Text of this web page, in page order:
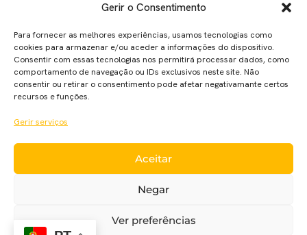
Gerir o Consentimento
Para fornecer as melhores experiências, usamos tecnologias como
cookies para armazenar e/ou aceder a informações do dispositivo.
Consentir com essas tecnologias nos permitirá processar dados, como
comportamento de navegação ou IDs exclusivos neste site. Não
consentir ou retirar o consentimento pode afetar negativamante certos
recursos e funções.
Gerir serviços
Aceitar
Negar
Ver preferências
Com apenas 19 anos, acarretou 7 grammy’s com o seu
álbum mais recente “When We All Fall Asleep, Where Do We
irmão Finneas, na humilde casa de infância de ambos.